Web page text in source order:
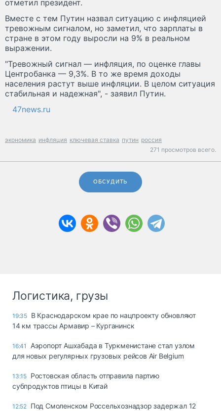
отметил президент.
Вместе с тем Путин назвал ситуацию с инфляцией
тревожным сигналом, но заметил, что зарплаты в
стране в этом году выросли на 9% в реальном
выражении.
"Тревожный сигнал — инфляция, по оценке главы
Центробанка — 9,3%. В то же время доходы
населения растут выше инфляции. В целом ситуация
стабильная и надежная", - заявил Путин.
47news.ru
экономика инфляция ключевая ставка путин россия
271 просмотров всего.
ОБСУДИТЬ
Логистика, грузы
19:35 В Краснодарском крае по нацпроекту обновляют
14 км трассы Армавир – Курганинск
16:41
Аэропорт Ашхабада в Туркменистане стал узлом
для новых регулярных грузовых рейсов Air Belgium
13:15 Ростовская область отправила партию
субпродуктов птицы в Китай
12:52 Под Смоленском Россельхознадзор задержал 12